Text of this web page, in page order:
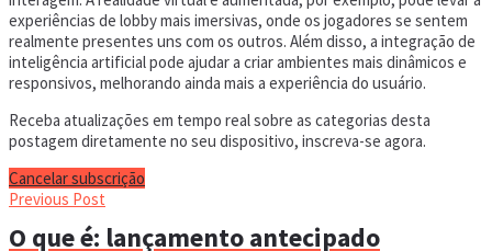
experiências de lobby mais imersivas, onde os jogadores se sentem
realmente presentes uns com os outros. Além disso, a integração de
inteligência artificial pode ajudar a criar ambientes mais dinâmicos e
responsivos, melhorando ainda mais a experiência do usuário.
Receba atualizações em tempo real sobre as categorias desta
postagem diretamente no seu dispositivo, inscreva-se agora.
Cancelar subscrição
Previous Post
O que é: lançamento antecipado